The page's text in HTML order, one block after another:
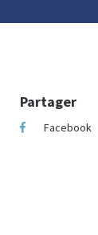
Partager
Facebook